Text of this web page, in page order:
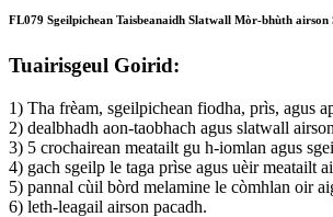
FL079 Sgeilpichean Taisbeanaidh Slatwall Mòr-bhùth
Tuairisgeul Goirid:
1) Tha frèam, sgeilpichean fiodha, prìs, agus
2) dealbhadh aon-taobhach agus slatwall
3) 5 crochairean meatailt gu h-iomlan agus
4) gach sgeilp le taga prìse agus uèir meatailt
5) pannal cùil bòrd melamine le còmhlan oir
6) leth-leagail airson pacadh.